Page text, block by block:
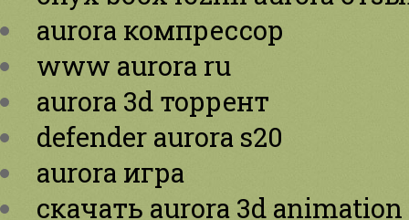
aurora компрессор
www aurora ru
aurora 3d торрент
defender aurora s20
aurora игра
скачать aurora 3d